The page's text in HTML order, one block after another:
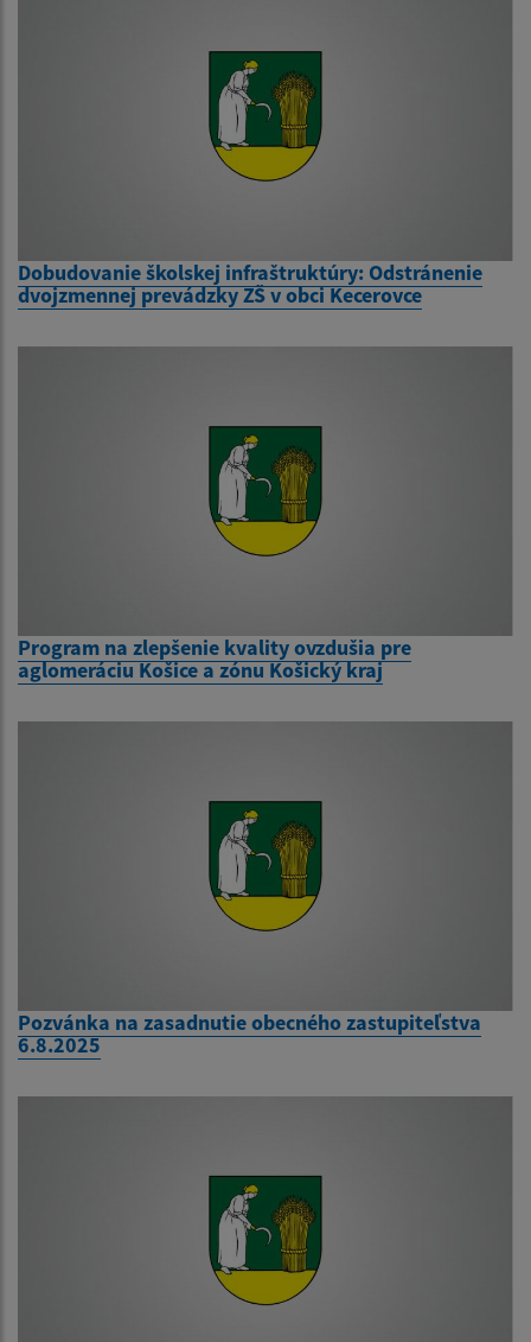
Dobudovanie školskej infraštruktúry: Odstránenie
dvojzmennej prevádzky ZŠ v obci Kecerovce
Program na zlepšenie kvality ovzdušia pre
aglomeráciu Košice a zónu Košický kraj
Pozvánka na zasadnutie obecného zastupiteľstva
6.8.2025